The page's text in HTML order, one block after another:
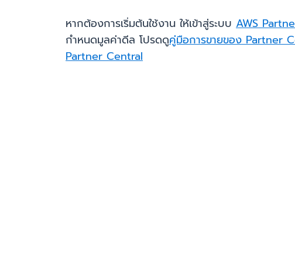
หากต้องการเริ่มต้นใช้งาน ให้เข้าสู่ระบบ AWS
กำหนดมูลค่าดีล โปรดดูคู่มือการขายของ Partner
Partner Central